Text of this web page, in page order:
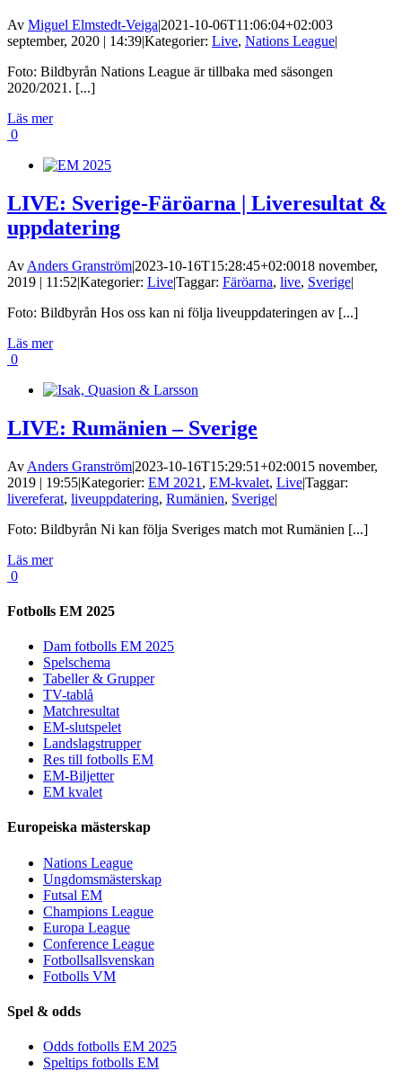
Av Miguel Elmstedt-Veiga|2021-10-06T11:06:04+02:003
september, 2020 | 14:39|Kategorier: Live, Nations League|
Foto: Bildbyrån Nations League är tillbaka med säsongen
2020/2021. [...]
Läs mer
0
LIVE: Sverige-Färöarna | Liveresultat &
uppdatering
Av Anders Granström|2023-10-16T15:28:45+02:0018 november,
2019 | 11:52|Kategorier: Live|Taggar: Färöarna, live, Sverige|
Foto: Bildbyrån Hos oss kan ni följa liveuppdateringen av [...]
Läs mer
0
LIVE: Rumänien – Sverige
Av Anders Granström|2023-10-16T15:29:51+02:0015 november,
2019 | 19:55|Kategorier: EM 2021 , EM-kvalet, Live|Taggar:
livereferat, liveuppdatering, Rumänien, Sverige|
Foto: Bildbyrån Ni kan följa Sveriges match mot Rumänien [...]
Läs mer
0
Fotbolls EM 2025
Dam fotbolls EM 2025
Spelschema
Tabeller & Grupper
TV-tablå
Matchresultat
EM-slutspelet
Landslagstrupper
Res till fotbolls EM
EM-Biljetter
EM kvalet
Europeiska mästerskap
Nations League
Ungdomsmästerskap
Futsal EM
Champions League
Europa League
Conference League
Fotbollsallsvenskan
Fotbolls VM
Spel & odds
Odds fotbolls EM 2025
Speltips fotbolls EM